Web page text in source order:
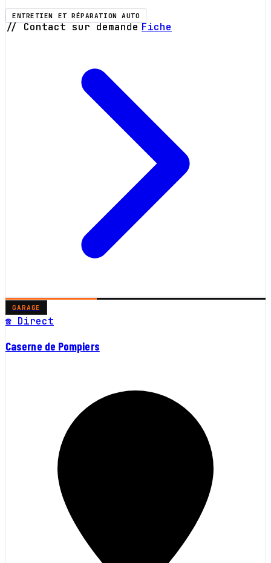
ENTRETIEN ET RÉPARATION AUTO
// Contact sur demande Fiche
GARAGE
☎ Direct
Caserne de Pompiers